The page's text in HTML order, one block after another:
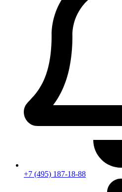
+7 (495) 187-18-88